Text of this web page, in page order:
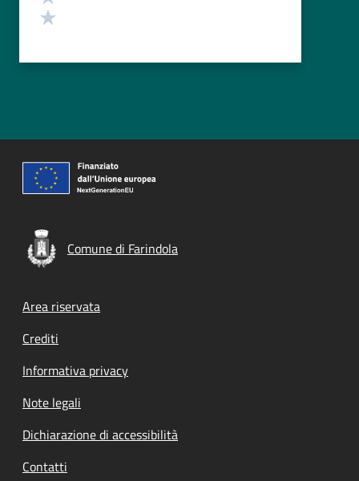
Comune di Farindola
Footer menu
Area riservata
Crediti
Informativa privacy
Note legali
Dichiarazione di accessibilità
Contatti